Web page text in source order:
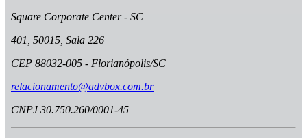
Square Corporate Center - SC
401, 50015, Sala 226
CEP 88032-005 - Florianópolis/SC
relacionamento@advbox.com.br
CNPJ 30.750.260/0001-45